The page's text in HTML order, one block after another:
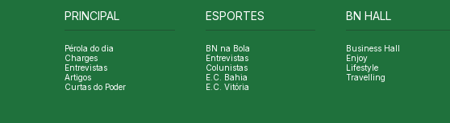
PRINCIPAL
Pérola do dia
Charges
Entrevistas
Artigos
Curtas do Poder
ESPORTES
BN na Bola
Entrevistas
Colunistas
E.C. Bahia
E.C. Vitória
BN HALL
Business Hall
Enjoy
Lifestyle
Travelling